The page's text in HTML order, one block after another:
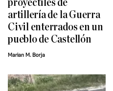
proyectiles de
artillería de la Guerra
Civil enterrados en un
pueblo de Castellón
Marian M. Borja